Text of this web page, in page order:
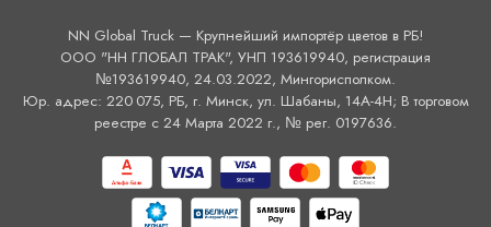
NN Global Truck — Крупнейший импортёр цветов в РБ!
ООО "НН ГЛОБАЛ ТРАК", УНП 193619940, регистрация
№193619940, 24.03.2022, Мингорисполком.
Юр. адрес: 220 075, РБ, г. Минск, ул. Шабаны, 14А-4H; В торговом
реестре с 24 Марта 2022 г., № рег. 0197636.